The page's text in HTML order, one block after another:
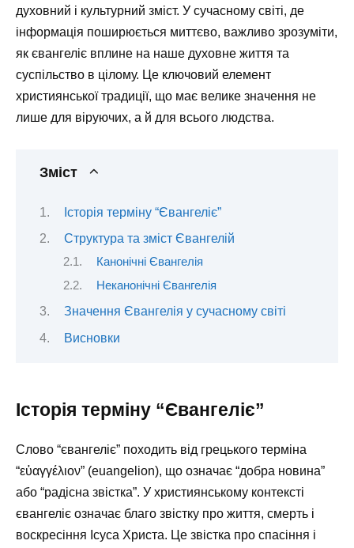
духовний і культурний зміст. У сучасному світі, де
інформація поширюється миттєво, важливо зрозуміти,
як євангеліє вплине на наше духовне життя та
суспільство в цілому. Це ключовий елемент
християнської традиції, що має велике значення не
лише для віруючих, а й для всього людства.
Зміст
Історія терміну “Євангеліє”
Структура та зміст Євангелій
Канонічні Євангелія
Неканонічні Євангелія
Значення Євангелія у сучасному світі
Висновки
Історія терміну “Євангеліє”
Слово “євангеліє” походить від грецького терміна
“εὐαγγέλιον” (euangelion), що означає “добра новина”
або “радісна звістка”. У християнському контексті
євангеліє означає благо звістку про життя, смерть і
воскресіння Ісуса Христа. Це звістка про спасіння і